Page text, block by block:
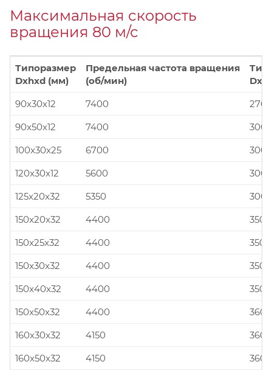
Максимальная скорость
вращения 80 м/с
Типоразмер
Dxhxd (мм)
Предельная частота вращения
(об/мин)
90x30x12
7400
90x50x12
7400
100x30x25
6700
120x30x12
5600
125x20x32
5350
150x20x32
4400
150x25x32
4400
150x30x32
4400
150x40x32
4400
150x50x32
4400
160x30x32
4150
160x50x32
4150